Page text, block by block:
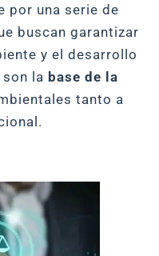
por una serie de
buscan garantizar
y el desarrollo
la base de la
tanto a